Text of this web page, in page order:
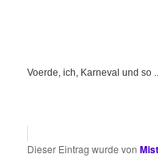
Voerde, ich, Karneval und so
Dieser Eintrag wurde von